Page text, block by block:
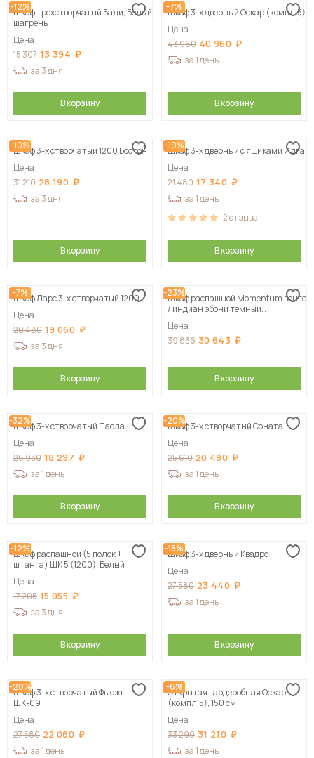
-12%
Шкаф трехстворчатый Бали, Белый
шагрень
Цена
15 307 13 394
за 3 дня
В корзину
-7%
Шкаф 3-х дверный Оскар (компл.5)
Цена
43 960 40 960
за 1 день
В корзину
-10%
Шкаф 3-х створчатый 1200 Бостон
Цена
31 210 28 190
за 3 дня
В корзину
-19%
Шкаф 3-х дверный с ящиками Илга
Цена
21 480 17 340
за 1 день
2отзыва
В корзину
-7%
Шкаф Ларс 3-х створчатый 1200
Цена
20 480 19 060
за 3 дня
В корзину
-23%
Шкаф распашной Momentum венге
/ индиан эбони темный
Цена
39 836 30 643
В корзину
-32%
Шкаф 3-х створчатый Паола
Цена
26 930 18 297
за 1 день
В корзину
-20%
Шкаф 3-х створчатый Соната
Цена
25 610 20 490
за 1 день
В корзину
-12%
Шкаф распашной (5 полок +
штанга) ШК 5 (1200), Белый
Цена
17 205 15 055
за 3 дня
В корзину
-15%
Шкаф 3-х дверный Квадро
Цена
27 580 23 440
за 1 день
В корзину
-20%
Шкаф 3-х створчатый Фьюжн
ШК-09
Цена
27 580 22 060
за 1 день
-6%
Открытая гардеробная Оскар
(компл.5), 150 см
Цена
33 290 31 210
за 1 день